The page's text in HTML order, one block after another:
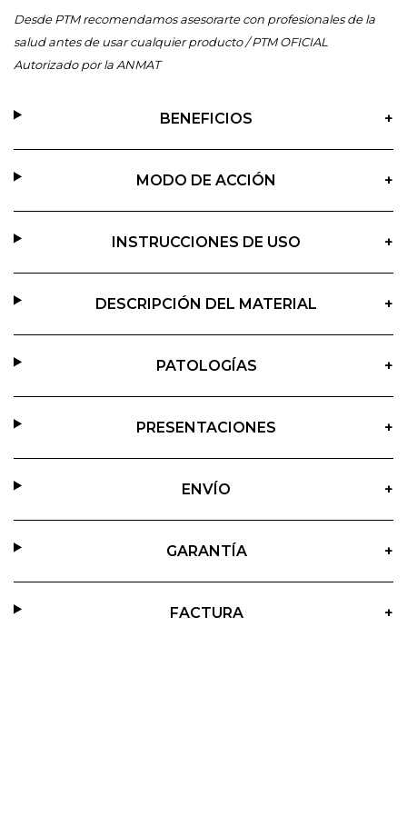
Desde PTM recomendamos asesorarte con profesionales de la
salud antes de usar cualquier producto / PTM OFICIAL
Autorizado por la ANMAT
BENEFICIOS +
MODO DE ACCIÓN +
INSTRUCCIONES DE USO +
DESCRIPCIÓN DEL MATERIAL +
PATOLOGÍAS +
PRESENTACIONES +
ENVÍO +
GARANTÍA +
FACTURA +